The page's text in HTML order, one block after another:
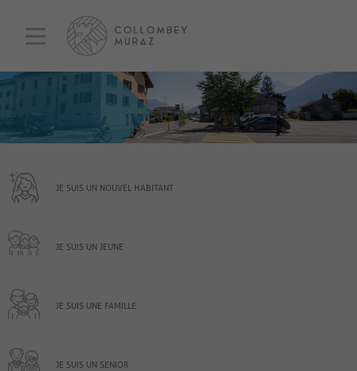
JE SUIS UN NOUVEL HABITANT
JE SUIS UN JEUNE
JE SUIS UNE FAMILLE
JE SUIS UN SENIOR